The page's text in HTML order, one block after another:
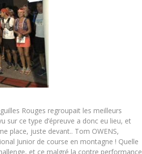
Rouges regroupait les meilleurs
sur ce type d’épreuve a donc eu lieu, et
place, juste devant.. Tom OWENS,
Junior de course en montagne ! Quelle
et ce malgré la contre performance